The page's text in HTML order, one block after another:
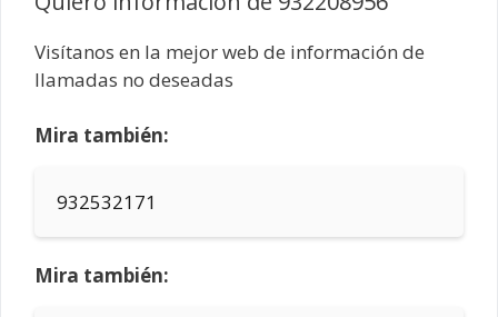
Visítanos en la mejor web de información de
llamadas no deseadas
Mira también:
932532171
Mira también: